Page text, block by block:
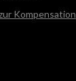
Kompensation